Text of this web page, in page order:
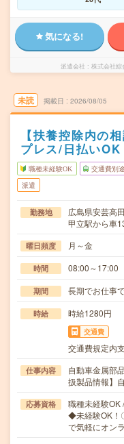
気になる!
派遣会社 株式会社綜
未読 掲載日 2026/08/05
【扶養控除内の
プレス/日払いOK
職種未経験OK 交通費別
派遣
勤務地
広島県安芸高
甲立駅から車
曜日頻度 月～金
時間 08:00～17:00
期間 長期でお仕事
時給 時給1280円
交通費
交通費規定内
仕事内容
自動車金属部
扱製品情報】
応募資格
職種未経験OK
◆未経験OK！
で気軽にオン